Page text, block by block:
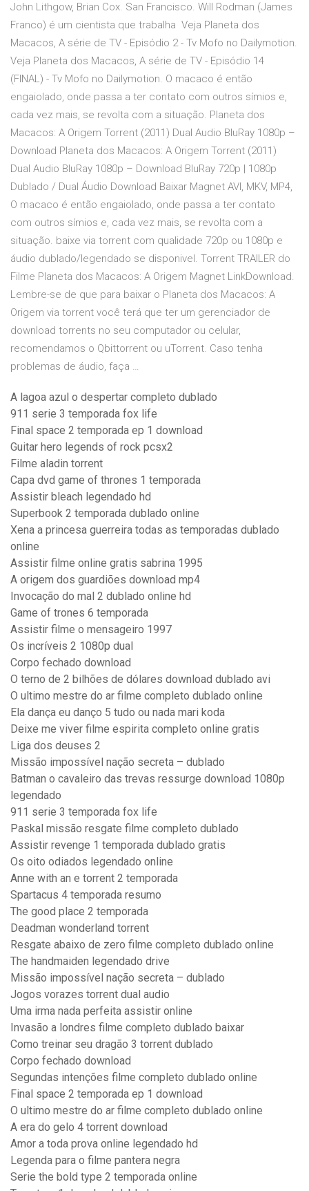
John Lithgow, Brian Cox. San Francisco. Will Rodman (James
Franco) é um cientista que trabalha Veja Planeta dos
Macacos, A série de TV - Episódio 2 - Tv Mofo no Dailymotion.
Veja Planeta dos Macacos, A série de TV - Episódio 14
(FINAL) - Tv Mofo no Dailymotion. O macaco é então
engaiolado, onde passa a ter contato com outros símios e,
cada vez mais, se revolta com a situação. Planeta dos
Macacos: A Origem Torrent (2011) Dual Audio BluRay 1080p –
Download Planeta dos Macacos: A Origem Torrent (2011)
Dual Audio BluRay 1080p – Download BluRay 720p | 1080p
Dublado / Dual Áudio Download Baixar Magnet AVI, MKV, MP4,
O macaco é então engaiolado, onde passa a ter contato
com outros símios e, cada vez mais, se revolta com a
situação. baixe via torrent com qualidade 720p ou 1080p e
áudio dublado/legendado se disponivel. Torrent TRAILER do
Filme Planeta dos Macacos: A Origem Magnet LinkDownload.
Lembre-se de que para baixar o Planeta dos Macacos: A
Origem via torrent você terá que ter um gerenciador de
download torrents no seu computador ou celular,
recomendamos o Qbittorrent ou uTorrent. Caso tenha
problemas de áudio, faça …
A lagoa azul o despertar completo dublado
911 serie 3 temporada fox life
Final space 2 temporada ep 1 download
Guitar hero legends of rock pcsx2
Filme aladin torrent
Capa dvd game of thrones 1 temporada
Assistir bleach legendado hd
Superbook 2 temporada dublado online
Xena a princesa guerreira todas as temporadas dublado
online
Assistir filme online gratis sabrina 1995
A origem dos guardiões download mp4
Invocação do mal 2 dublado online hd
Game of trones 6 temporada
Assistir filme o mensageiro 1997
Os incríveis 2 1080p dual
Corpo fechado download
O terno de 2 bilhões de dólares download dublado avi
O ultimo mestre do ar filme completo dublado online
Ela dança eu danço 5 tudo ou nada mari koda
Deixe me viver filme espirita completo online gratis
Liga dos deuses 2
Missão impossível nação secreta – dublado
Batman o cavaleiro das trevas ressurge download 1080p
legendado
911 serie 3 temporada fox life
Paskal missão resgate filme completo dublado
Assistir revenge 1 temporada dublado gratis
Os oito odiados legendado online
Anne with an e torrent 2 temporada
Spartacus 4 temporada resumo
The good place 2 temporada
Deadman wonderland torrent
Resgate abaixo de zero filme completo dublado online
The handmaiden legendado drive
Missão impossível nação secreta – dublado
Jogos vorazes torrent dual audio
Uma irma nada perfeita assistir online
Invasão a londres filme completo dublado baixar
Como treinar seu dragão 3 torrent dublado
Corpo fechado download
Segundas intenções filme completo dublado online
Final space 2 temporada ep 1 download
O ultimo mestre do ar filme completo dublado online
A era do gelo 4 torrent download
Amor a toda prova online legendado hd
Legenda para o filme pantera negra
Serie the bold type 2 temporada online